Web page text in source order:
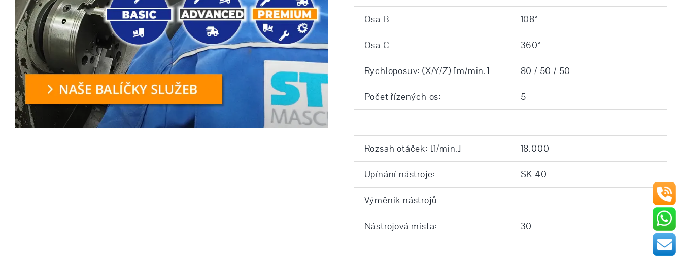
Osa B 108°
Osa C 360°
Rychloposuv: (X/Y/Z) [m/min.] 80 / 50 / 50
Počet řízených os: 5
Rozsah otáček: [1/min.] 18.000
Upínání nástroje: SK 40
Výměník nástrojů
Nástrojová místa: 30